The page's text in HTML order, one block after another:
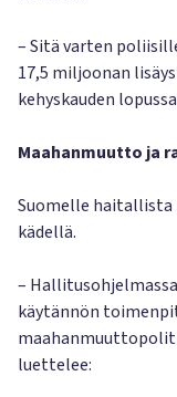
– Sitä varten
17,5 miljoonan
kehyskauden
Maahanmuutto ja
Suomelle
kädellä.
–
käytännön
luettelee: